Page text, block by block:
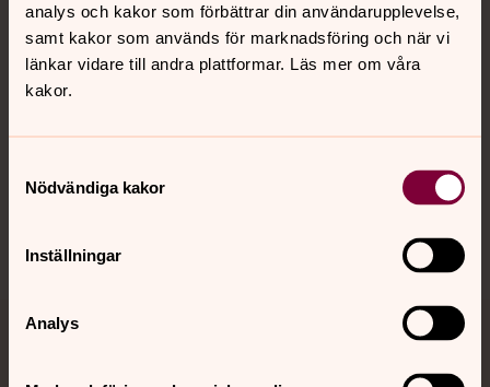
analys och kakor som förbättrar din användarupplevelse,
samt kakor som används för marknadsföring och när vi
länkar vidare till andra plattformar. Läs mer om våra
kakor.
Nödvändiga kakor
Inställningar
Analys
Kalender
Hitta snabbt
Sociala kanaler